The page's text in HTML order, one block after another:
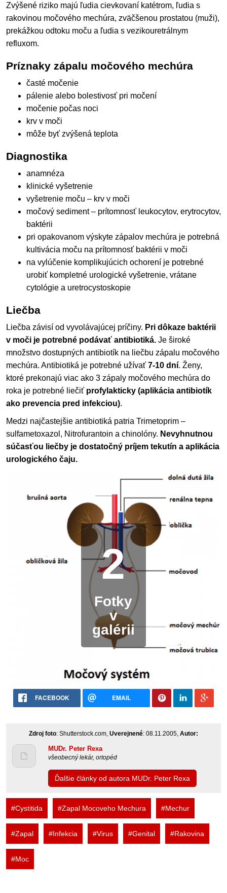
Zvýšené riziko majú ľudia cievkovaní katétrom, ľudia s
rakovinou močového mechúra, zväčšenou prostatou (muži),
prekážkou odtoku moču a ľudia s vezikouretrálnym
refluxom.
Príznaky zápalu močového mechúra
časté močenie
pálenie alebo bolestivosť pri močení
močenie počas noci
krv v moči
môže byť zvýšená teplota
Diagnostika
anamnéza
klinické vyšetrenie
vyšetrenie moču – krv v moči
močový sediment – prítomnosť leukocytov, erytrocytov,
baktérii
pri opakovanom výskyte zápalov mechúra je potrebná
kultivácia moču na prítomnosť baktérii v moči
na vylúčenie komplikujúcich ochorení je potrebné
urobiť kompletné urologické vyšetrenie, vrátane
cytológie a uretrocystoskopie
Liečba
Liečba závisí od vyvolávajúcej príčiny. Pri dôkaze baktérii
v moči je potrebné podávať antibiotiká. Je široké
množstvo dostupných antibiotík na liečbu zápalu močového
mechúra. Antibiotiká je potrebné užívať 7-10 dní. Ženy,
ktoré prekonajú viac ako 3 zápaly močového mechúra do
roka je potrebné liečiť profylakticky (aplikácia antibiotík
ako prevencia pred infekciou).
Medzi najčastejšie antibiotiká patria Trimetoprim –
sulfametoxazol, Nitrofurantoin a chinolóny. Nevyhnutnou
súčasťou liečby je dostatočný príjem tekutín a aplikácia
urologického čaju.
2
Fotky
v
galérii
FACEBOOK EMAIL
Zdroj foto: Shutterstock.com, Uverejnené: 08.11.2005, Autor:
MUDr. Peter Rexa
všeobecný lekár, ortopéd
Ďalšie články od autora MUDr. Peter Rexa
#Cystitida #Zapal Mocoveho Mechura #Mechur
#Zapal #Infekcia #Virus #Genital #Rakovina
#Moc